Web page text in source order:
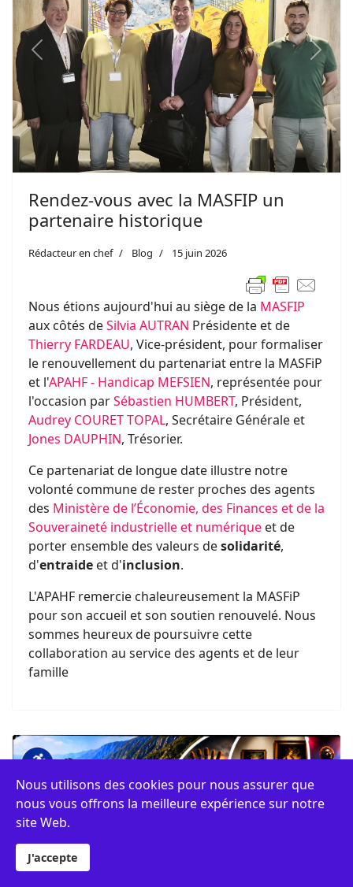
Previous Next
Rendez-vous avec la MASFIP un
partenaire historique
Rédacteur en chef Blog 15 juin 2026
Nous étions aujourd'hui au siège de la MASFIP
aux côtés deSilvia AUTRAN Présidente et de
Thierry FARDEAU, Vice-président, pour formaliser
le renouvellement du partenariat entre la MASFiP
et l'APAHF - Handicap MEFSIEN, représentée pour
l'occasion parSébastien HUMBERT, Président,
Audrey COURET TOPAL, Secrétaire Générale et
Jones DAUPHIN, Trésorier.
Ce partenariat de longue date illustre notre
volonté commune de rester proches des agents
des Ministère de l’Économie, des Finances et de la
Souveraineté industrielle et numérique et de
porter ensemble des valeurs desolidarité,
d'entraide et d'inclusion.
L'APAHF remercie chaleureusement la MASFiP
pour son accueil et son soutien renouvelé. Nous
sommes heureux de poursuivre cette
collaboration au service des agents et de leur
famille
Nous utilisons des cookies pour nous assurer que
nous vous offrons la meilleure expérience sur notre
site Web.
J'accepte